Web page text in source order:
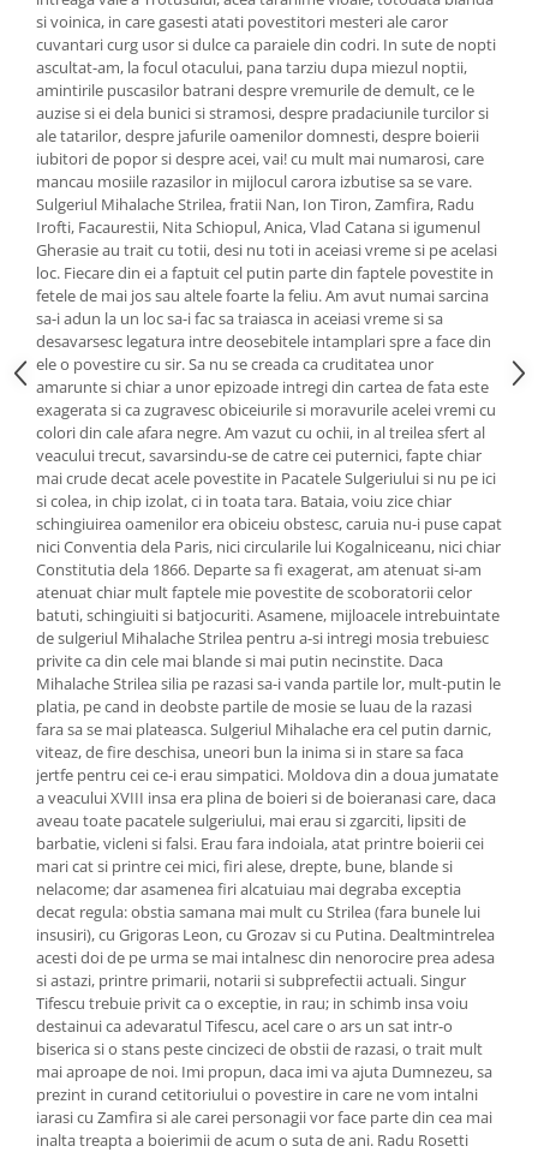
si voinica, in care gasesti atati povestitori mesteri ale caror
cuvantari curg usor si dulce ca paraiele din codri. In sute de nopti
ascultat-am, la focul otacului, pana tarziu dupa miezul noptii,
amintirile puscasilor batrani despre vremurile de demult, ce le
auzise si ei dela bunici si stramosi, despre pradaciunile turcilor si
ale tatarilor, despre jafurile oamenilor domnesti, despre boierii
iubitori de popor si despre acei, vai! cu mult mai numarosi, care
mancau mosiile razasilor in mijlocul carora izbutise sa se vare.
Sulgeriul Mihalache Strilea, fratii Nan, Ion Tiron, Zamfira, Radu
Irofti, Facaurestii, Nita Schiopul, Anica, Vlad Catana si igumenul
Gherasie au trait cu totii, desi nu toti in aceiasi vreme si pe acelasi
loc. Fiecare din ei a faptuit cel putin parte din faptele povestite in
fetele de mai jos sau altele foarte la feliu. Am avut numai sarcina
sa-i adun la un loc sa-i fac sa traiasca in aceiasi vreme si sa
desavarsesc legatura intre deosebitele intamplari spre a face din
ele o povestire cu sir. Sa nu se creada ca cruditatea unor
amarunte si chiar a unor epizoade intregi din cartea de fata este
exagerata si ca zugravesc obiceiurile si moravurile acelei vremi cu
colori din cale afara negre. Am vazut cu ochii, in al treilea sfert al
veacului trecut, savarsindu-se de catre cei puternici, fapte chiar
mai crude decat acele povestite in Pacatele Sulgeriului si nu pe ici
si colea, in chip izolat, ci in toata tara. Bataia, voiu zice chiar
schingiuirea oamenilor era obiceiu obstesc, caruia nu-i puse capat
nici Conventia dela Paris, nici circularile lui Kogalniceanu, nici chiar
Constitutia dela 1866. Departe sa fi exagerat, am atenuat si-am
atenuat chiar mult faptele mie povestite de scoboratorii celor
batuti, schingiuiti si batjocuriti. Asamene, mijloacele intrebuintate
de sulgeriul Mihalache Strilea pentru a-si intregi mosia trebuiesc
privite ca din cele mai blande si mai putin necinstite. Daca
Mihalache Strilea silia pe razasi sa-i vanda partile lor, mult-putin le
platia, pe cand in deobste partile de mosie se luau de la razasi
fara sa se mai plateasca. Sulgeriul Mihalache era cel putin darnic,
viteaz, de fire deschisa, uneori bun la inima si in stare sa faca
jertfe pentru cei ce-i erau simpatici. Moldova din a doua jumatate
a veacului XVIII insa era plina de boieri si de boieranasi care, daca
aveau toate pacatele sulgeriului, mai erau si zgarciti, lipsiti de
barbatie, vicleni si falsi. Erau fara indoiala, atat printre boierii cei
mari cat si printre cei mici, firi alese, drepte, bune, blande si
nelacome; dar asamenea firi alcatuiau mai degraba exceptia
decat regula: obstia samana mai mult cu Strilea (fara bunele lui
insusiri), cu Grigoras Leon, cu Grozav si cu Putina. Dealtmintrelea
acesti doi de pe urma se mai intalnesc din nenorocire prea adesa
si astazi, printre primarii, notarii si subprefectii actuali. Singur
Tifescu trebuie privit ca o exceptie, in rau; in schimb insa voiu
destainui ca adevaratul Tifescu, acel care o ars un sat intr-o
biserica si o stans peste cincizeci de obstii de razasi, o trait mult
mai aproape de noi. Imi propun, daca imi va ajuta Dumnezeu, sa
prezint in curand cetitoriului o povestire in care ne vom intalni
iarasi cu Zamfira si ale carei personagii vor face parte din cea mai
inalta treapta a boierimii de acum o suta de ani. Radu Rosetti